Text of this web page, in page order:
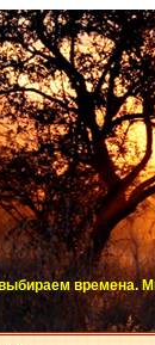
времена.